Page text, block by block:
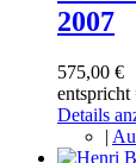
2007
575,00 €
entspricht
Details
|